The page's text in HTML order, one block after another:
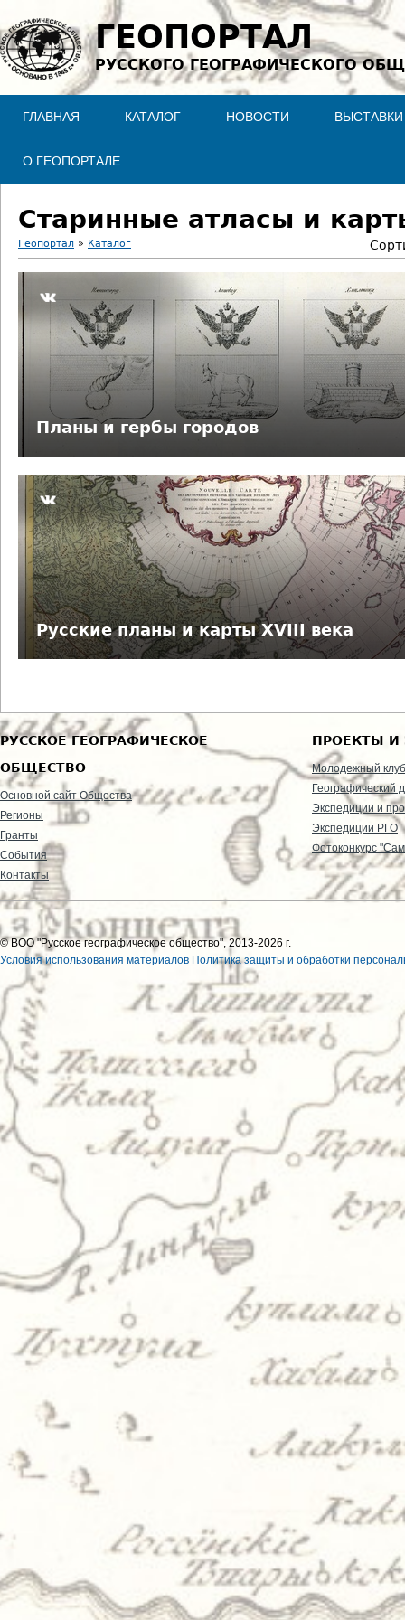
Jump to navigation
ГЕОПОРТАЛ
РУССКОГО ГЕОГРАФИЧЕСКОГО
ГЛАВНАЯ КАТАЛОГ НОВОСТИ ВЫСТАВКИ
О ГЕОПОРТАЛЕ
Старинные атласы и
В
ы
з
д
Геопортал » Каталог
Планы и гербы городов
Русские планы и карты XVIII века
РУССКОЕ ГЕОГРАФИЧЕСКОЕ
ОБЩЕСТВО
Основной сайт Общества
Регионы
Гранты
События
Контакты
ПРОЕКТЫ И
Молодежный клуб
Географический
Экспедиции и
Экспедиции РГО
Фотоконкурс
© ВОО "Русское географическое общество", 2013-2026 г.
Условия использования материалов Политика защиты и обработки